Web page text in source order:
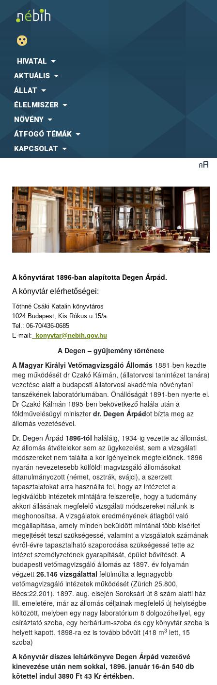
HIVATAL
AKTUÁLIS
ÁLLAT
ÉLELMISZER
NÖVÉNY
ÁTFOGÓ TÉMÁK
KAPCSOLAT
A könyvtárat 1896-ban alapította Degen Árpád.
A könyvtár elérhetőségei:
Tóthné Csáki Katalin könyvtáros
1024 Budapest, Kis Rókus u.15/a
Tel.: 06-70/436-0685
E-mail:
konyvtar@nebih.gov.hu
A Degen – gyűjtemény története
A Magyar Királyi Vetőmagvizsgáló Állomás 1881-ben kezdte
meg működését dr Czakó Kálmán, (állatorvosi tanintézet tanára)
vezetése alatt a budapesti állatorvosi akadémia növénytani
tanszékének laboratóriumában. Önállóságát 1891-ben nyerte el.
Dr Czakó Kálmán 1895-ben bekövetkező halála után a
földművelésügyi miniszter dr. Degen Árpádot bízta meg az
állomás vezetésével.
Dr. Degen Árpád 1896-tól haláláig, 1934-ig vezette az állomást.
Az állomás átvételekor sem az ügykezelést, sem a vizsgálati
módszereket nem találta a kor igényeinek megfelelőnek. 1896
nyarán nevezetesebb külföldi magvizsgáló állomásokat
áttanulmányozott (német, osztrák, svájci), a szerzett
tapasztalatokat arra használta fel, hogy az intézetet a
legkiválóbb intézetek mintájára felszerelje, hogy a tudomány
akkori állásának megfelelő vizsgálati módszereket nálunk is
meghonosítsa. A vizsgálatok eredményének átlagból való
megállapítása, amely minden beküldött mintánál több kísérlet
megejtését teszi szükségessé, valamint a vizsgálatok számának
évről-évre tapasztalható szaporodása szükségessé tette az
intézet személyzetének gyarapítását, épület bővítését. A
budapesti vetőmagvizsgáló állomás az 1897. év folyamán
végzett 26.146 vizsgálattal felülmúlta a legnagyobb
vetőmagvizsgáló intézetek működését (Zürich 25.800,
Bécs:22.201). 1897. aug. elsején Soroksári út 8 szám alatti ház
III. emeletére, már az állomás céljainak megfelelő új helyiségbe
költözött, melyben egy nagy laboratórium 8 dolgozóhellyel, egy
csíráztató szoba, egy herbárium-szoba és egy könyvtár szoba is
helyett kapott. 1898-ra ez is tovább bővült (418 m3 lett, 15
szoba)
A könyvtár díszes leltárkönyve Degen Árpád vezetővé
kinevezése után nem sokkal, 1896. január 16-án 540 db
kötettel indul 3890 Ft 43 Kr értékben.